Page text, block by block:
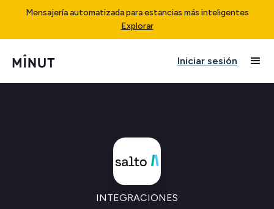
Mensajería automatizada para estancias más inteligentes
Explorar
Iniciar sesión
INTEGRACIONES